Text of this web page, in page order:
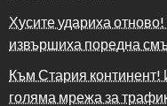
Хусите удариха
извършиха поредна
Към Стария континент!
голяма мрежа за